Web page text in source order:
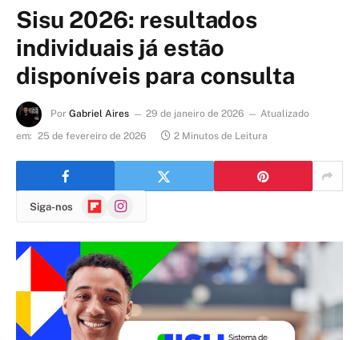
Sisu 2026: resultados
individuais já estão
disponíveis para consulta
Por Gabriel Aires 29 de janeiro de 2026
Atualizado
em: 25 de fevereiro de 2026 2 Minutos de Leitura
Siga-nos FlipboardInstagram